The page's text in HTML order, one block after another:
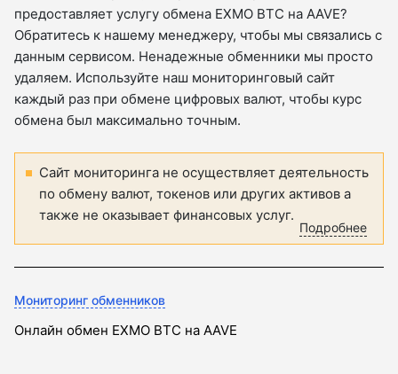
предоставляет услугу обмена EXMO BTC на AAVE?
Обратитесь к нашему менеджеру, чтобы мы связались с
данным сервисом. Ненадежные обменники мы просто
удаляем. Используйте наш мониторинговый сайт
каждый раз при обмене цифровых валют, чтобы курс
обмена был максимально точным.
Сайт мониторинга не осуществляет деятельность
по обмену валют, токенов или других активов а
также не оказывает финансовых услуг.
Подробнее
Мониторинг обменников
Онлайн обмен EXMO BTC на AAVE